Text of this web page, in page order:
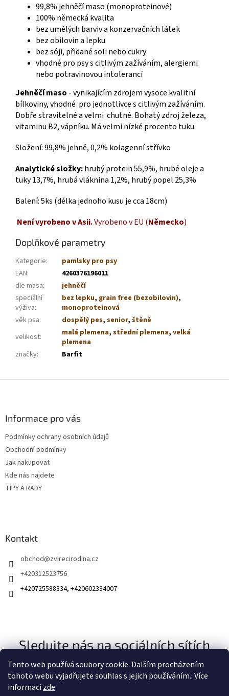
Tento web používá soubory cookie. Dalším procházením
tohoto webu vyjadřujete souhlas s jejich používáním.. Více
informacízde.
99,8% jehněčí maso (monoproteinové)
100% německá kvalita
bez umělých barviv a konzervačních látek
bez obilovin a lepku
bez sóji, přidané soli nebo cukry
vhodné pro psy s citlivým zažíváním, alergiemi
nebo potravinovou intolerancí
Jehněčí maso - vynikajícím zdrojem vysoce kvalitní
bílkoviny, vhodné pro jednotlivce s citlivým zažíváním.
Dobře stravitelné a velmi chutné. Bohatý zdroj železa,
vitaminu B2, vápníku. Má velmi nízké procento tuku.
Složení: 99,8% jehně, 0,2% kolagenní střívko
Analytické složky:hrubý protein 55,9%, hrubé oleje a
tuky 13,7%, hrubá vláknina 1,2%, hrubý popel 25,3%
Balení: 5ks (délka jednoho kusu je cca 18cm)
Není vyrobeno v Asii.Vyrobeno v EU (Německo)
Doplňkové parametry
Kategorie:
pamlsky pro psy
EAN:
4260376196011
dle masa:
jehněčí
speciální
výživa:
bez lepku, grain free (bezobilovin),
monoproteinová
věk psa: dospělý pes, senior, štěně
velikost: malá plemena, střední plemena, velká
plemena
značky: Barfit
Informace pro vás
Podmínky ochrany osobních údajů
Obchodní podmínky
Jak nakupovat
Kde nás najdete
TIPY A RADY
Kontakt
obchod@zvirecirodina.cz
+420312523756
+420725588334, +420602334007
Sledujte nás na sociálních sítích